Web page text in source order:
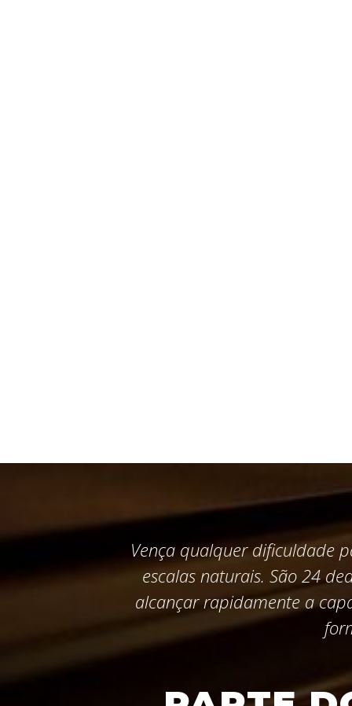
Vença qualquer dificuldade
escalas naturais. São 24
alcançar rapidamente a